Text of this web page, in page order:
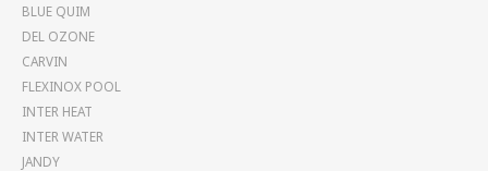
BLUE QUIM
DEL OZONE
CARVIN
FLEXINOX POOL
INTER HEAT
INTER WATER
JANDY